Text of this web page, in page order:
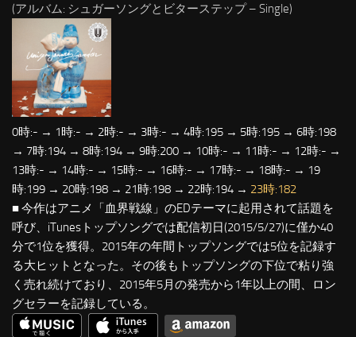
(アルバム: シュガーソングとビターステップ – Single)
0時:- → 1時:- → 2時:- → 3時:- → 4時:195 → 5時:195 → 6時:198
→ 7時:194 → 8時:194 → 9時:200 → 10時:- → 11時:- → 12時:- →
13時:- → 14時:- → 15時:- → 16時:- → 17時:- → 18時:- → 19
時:199 → 20時:198 → 21時:198 → 22時:194 → 23時:182
■ 今作はアニメ「血界戦線」のEDテーマに起用されて話題を
呼び、iTunesトップソングでは配信初日(2015/5/27)に僅か40
分で1位を獲得。2015年の年間トップソングでは5位を記録す
る大ヒットとなった。その後もトップソングの下位で粘り強
く売れ続けており、2015年5月の発売から1年以上の間、ロン
グセラーを記録している。